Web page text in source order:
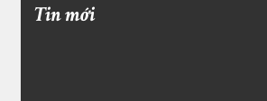
Tin mới